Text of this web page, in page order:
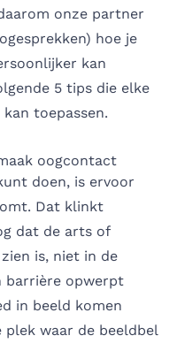
onze partner
hoe je
kan
5 tips die elke
toepassen.
oogcontact
doen, is ervoor
Dat klinkt
dat de arts of
is, niet in de
barrière opwerpt
in beeld komen
waar de beeldbel